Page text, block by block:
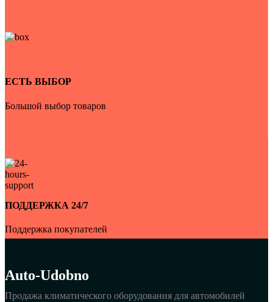
ЕСТЬ ВЫБОР
Большой выбор товаров
ПОДДЕРЖКА 24/7
Поддержка покупателей
Auto-Udobno
Продажа климатического оборудования для автомобилей